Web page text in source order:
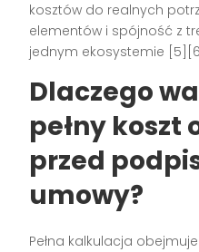
kosztów do realnych
elementów i spójność z
jednym ekosystemie
Dlaczego
pełny koszt
przed
umowy?
Pełna kalkulacja